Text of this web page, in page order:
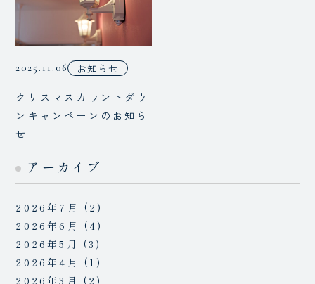
2025.11.06 お知らせ
クリスマスカウントダウ
ンキャンペーンのお知ら
せ
アーカイブ
2026年7月 (2)
2026年6月 (4)
2026年5月 (3)
2026年4月 (1)
2026年3月 (2)